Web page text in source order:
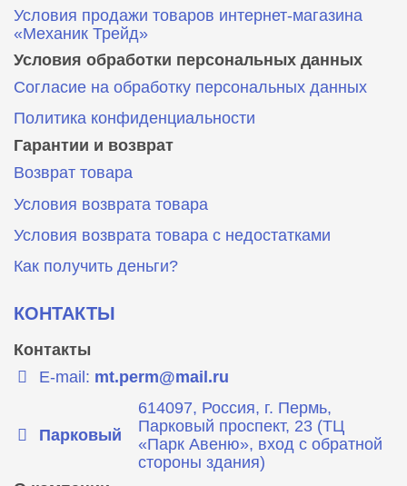
Условия продажи товаров интернет-магазина
«Механик Трейд»
Условия обработки персональных данных
Согласие на обработку персональных данных
Политика конфиденциальности
Гарантии и возврат
Возврат товара
Условия возврата товара
Условия возврата товара с недостатками
Как получить деньги?
КОНТАКТЫ
Контакты
E-mail: mt.perm@mail.ru
Парковый
614097, Россия, г. Пермь,
Парковый проспект, 23 (ТЦ
«Парк Авеню», вход с обратной
стороны здания)